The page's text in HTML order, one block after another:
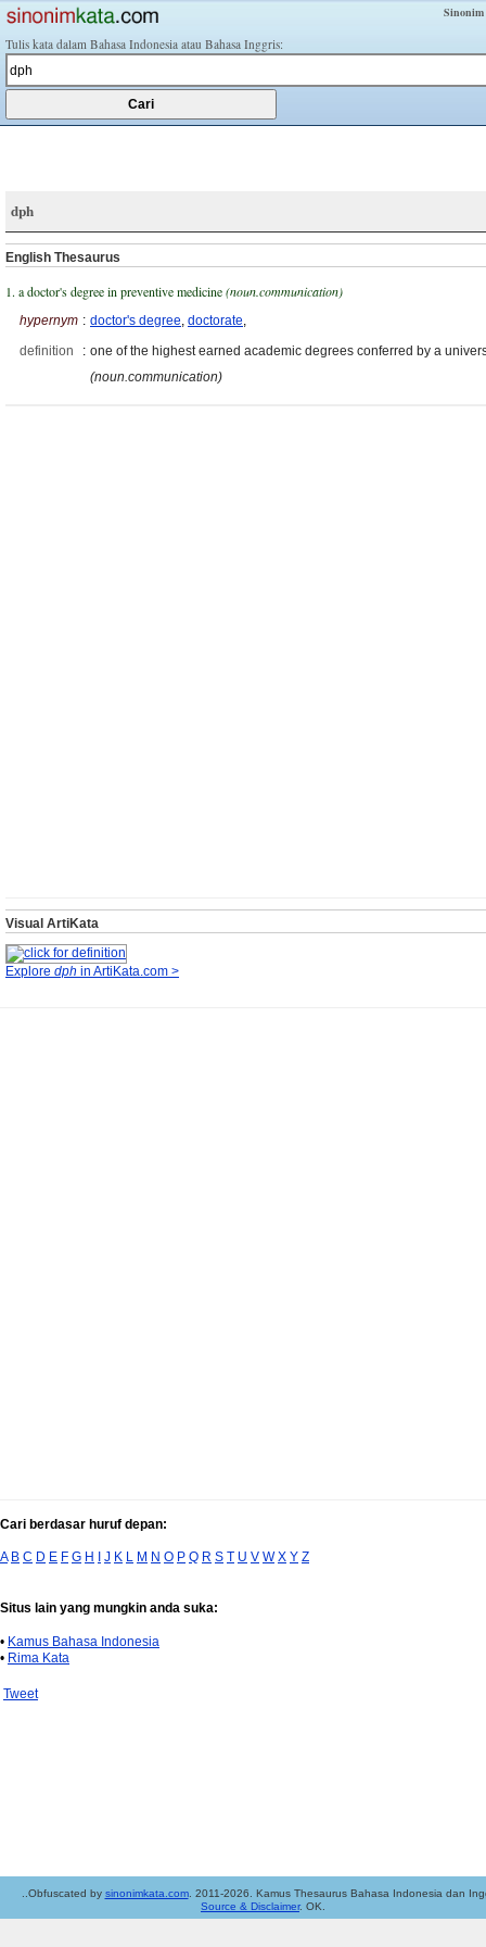
Tulis kata dalam Bahasa Indonesia atau Bahasa Inggris:
dph
English Thesaurus
1. a doctor's degree in preventive medicine(noun.communication)
hypernym : doctor's degree, doctorate,
definition
: one of the highest earned academic degrees conferred by a
(noun.communication)
Visual ArtiKata
Explore dph in ArtiKata.com >
Cari berdasar huruf depan:
A B C D E F G H I J K L M N O P Q R S T U V W X Y Z
Situs lain yang mungkin anda suka:
• Kamus Bahasa Indonesia
• Rima Kata
Tweet
..Obfuscated by sinonimkata.com. 2011-2026. Kamus Thesaurus Bahasa Indonesia dan
Source & Disclaimer. OK.